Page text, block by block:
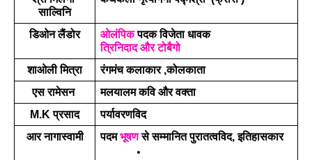
साल्विनि
डिओन लैंडोर ओलंपिक पदक विजेता धावक
त्रिनिदाद और टोबैगो
शाओली मित्रा
रंगमंच कलाकार ,कोलकाता
एस रामेसन
मलयालम कवि और वक्ता
M.K प्रसाद
पर्यावरणविद
आर नागास्वामी
पदम भूषण से सम्मानित पुरातत्वविद, इतिहासकार